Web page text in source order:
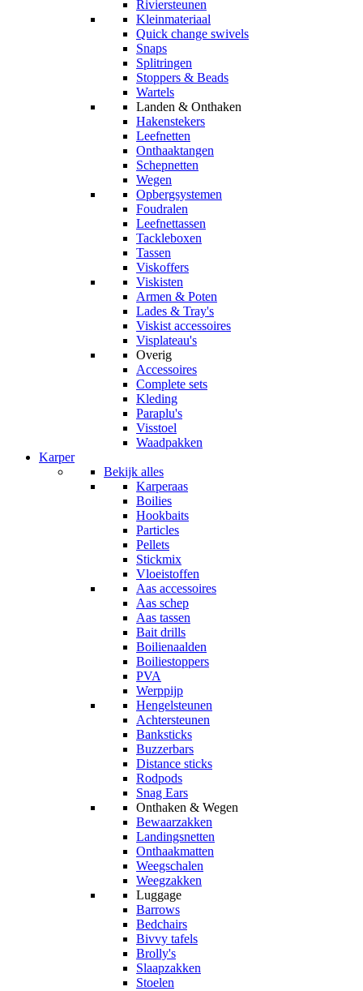
Riviersteunen
Kleinmateriaal
Quick change swivels
Snaps
Splitringen
Stoppers & Beads
Wartels
Landen & Onthaken
Hakenstekers
Leefnetten
Onthaaktangen
Schepnetten
Wegen
Opbergsystemen
Foudralen
Leefnettassen
Tackleboxen
Tassen
Viskoffers
Viskisten
Armen & Poten
Lades & Tray's
Viskist accessoires
Visplateau's
Overig
Accessoires
Complete sets
Kleding
Paraplu's
Visstoel
Waadpakken
Karper
Bekijk alles
Karperaas
Boilies
Hookbaits
Particles
Pellets
Stickmix
Vloeistoffen
Aas accessoires
Aas schep
Aas tassen
Bait drills
Boilienaalden
Boiliestoppers
PVA
Werppijp
Hengelsteunen
Achtersteunen
Banksticks
Buzzerbars
Distance sticks
Rodpods
Snag Ears
Onthaken & Wegen
Bewaarzakken
Landingsnetten
Onthaakmatten
Weegschalen
Weegzakken
Luggage
Barrows
Bedchairs
Bivvy tafels
Brolly's
Slaapzakken
Stoelen